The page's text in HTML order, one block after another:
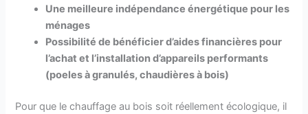
Une meilleure indépendance énergétique pour les
ménages
Possibilité de bénéficier d’aides financières pour
l’achat et l’installation d’appareils performants
(poeles à granulés, chaudières à bois)
Pour que le chauffage au bois soit réellement écologique, il